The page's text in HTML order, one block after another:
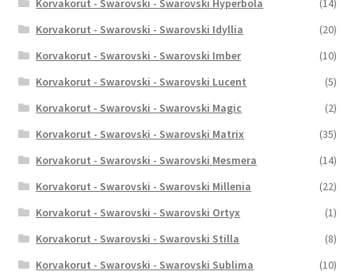
Korvakorut - Swarovski - Swarovski Hyperbola
(14)
Korvakorut - Swarovski - Swarovski Idyllia
(20)
Korvakorut - Swarovski - Swarovski Imber
(10)
Korvakorut - Swarovski - Swarovski Lucent
(5)
Korvakorut - Swarovski - Swarovski Magic
(2)
Korvakorut - Swarovski - Swarovski Matrix
(35)
Korvakorut - Swarovski - Swarovski Mesmera
(14)
Korvakorut - Swarovski - Swarovski Millenia
(22)
Korvakorut - Swarovski - Swarovski Ortyx
(1)
Korvakorut - Swarovski - Swarovski Stilla
(8)
Korvakorut - Swarovski - Swarovski Sublima
(10)